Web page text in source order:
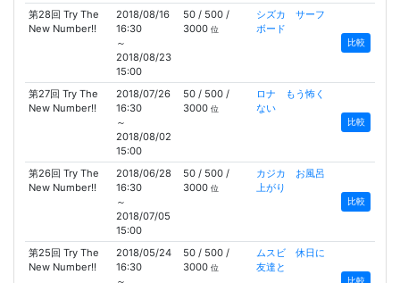
第28回 Try The
New Number!!
2018/08/16
16:30
～
2018/08/23
15:00
50 / 500 /
3000位
シズカ サーフ
ボード
比較
第27回 Try The
New Number!!
2018/07/26
16:30
～
2018/08/02
15:00
50 / 500 /
3000位
ロナ もう怖く
ない
比較
第26回 Try The
New Number!!
2018/06/28
16:30
～
2018/07/05
15:00
50 / 500 /
3000位
カジカ お風呂
上がり
比較
第25回 Try The
New Number!!
2018/05/24
16:30
50 / 500 /
3000位
ムスビ 休日に
友達と
比較